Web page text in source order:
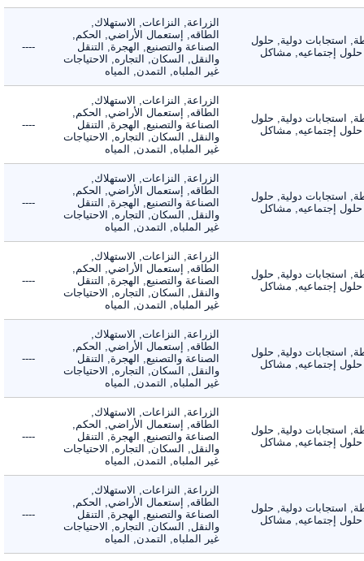
استجابات دولية, حلول
إجتماعيه, مشاكل
الزراعة, النزاعات, الاستهلاك,
الطاقه, إستعمال الأراضي, الحكم,
الصناعة والتصنيع, الهجرة, التنقل
والنقل, السكان, التجاره, الاحتياجات
غير الملباه, التمدن, المياه
----
استجابات دولية, حلول
إجتماعيه, مشاكل
الزراعة, النزاعات, الاستهلاك,
الطاقه, إستعمال الأراضي, الحكم,
الصناعة والتصنيع, الهجرة, التنقل
والنقل, السكان, التجاره, الاحتياجات
غير الملباه, التمدن, المياه
----
استجابات دولية, حلول
إجتماعيه, مشاكل
الزراعة, النزاعات, الاستهلاك,
الطاقه, إستعمال الأراضي, الحكم,
الصناعة والتصنيع, الهجرة, التنقل
والنقل, السكان, التجاره, الاحتياجات
غير الملباه, التمدن, المياه
----
استجابات دولية, حلول
إجتماعيه, مشاكل
الزراعة, النزاعات, الاستهلاك,
الطاقه, إستعمال الأراضي, الحكم,
الصناعة والتصنيع, الهجرة, التنقل
والنقل, السكان, التجاره, الاحتياجات
غير الملباه, التمدن, المياه
----
استجابات دولية, حلول
إجتماعيه, مشاكل
الزراعة, النزاعات, الاستهلاك,
الطاقه, إستعمال الأراضي, الحكم,
الصناعة والتصنيع, الهجرة, التنقل
والنقل, السكان, التجاره, الاحتياجات
غير الملباه, التمدن, المياه
----
استجابات دولية, حلول
إجتماعيه, مشاكل
الزراعة, النزاعات, الاستهلاك,
الطاقه, إستعمال الأراضي, الحكم,
الصناعة والتصنيع, الهجرة, التنقل
والنقل, السكان, التجاره, الاحتياجات
غير الملباه, التمدن, المياه
----
استجابات دولية, حلول
إجتماعيه, مشاكل
الزراعة, النزاعات, الاستهلاك,
الطاقه, إستعمال الأراضي, الحكم,
الصناعة والتصنيع, الهجرة, التنقل
والنقل, السكان, التجاره, الاحتياجات
غير الملباه, التمدن, المياه
----